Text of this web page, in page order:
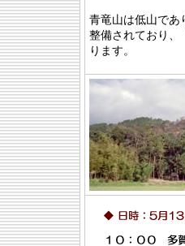
青竜山は低山であ
整備されており、
ります。